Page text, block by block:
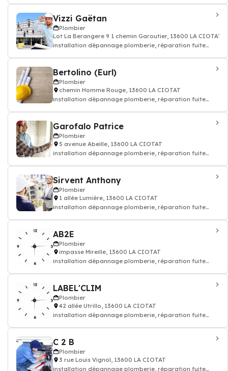
Vizzi Gaëtan
Plombier
Lot La Berangere 9 1 chemin Garoutier, 13600 LA CIOTAT
installation dépannage plomberie, réparation fuite
Bertolino (Eurl)
Plombier
chemin Homme Rouge, 13600 LA CIOTAT
installation dépannage plomberie, réparation fuite
Garofalo Patrice
Plombier
5 avenue Abeille, 13600 LA CIOTAT
installation dépannage plomberie, réparation fuite
Sirvent Anthony
Plombier
1 allée Lumière, 13600 LA CIOTAT
installation dépannage plomberie, réparation fuite
AB2E
Plombier
impasse Mireille, 13600 LA CIOTAT
installation dépannage plomberie, réparation fuite
LABEL'CLIM
Plombier
42 allée Utrillo, 13600 LA CIOTAT
installation dépannage plomberie, réparation fuite
C 2 B
Plombier
3 rue Louis Vignol, 13600 LA CIOTAT
installation dépannage plomberie, réparation fuite